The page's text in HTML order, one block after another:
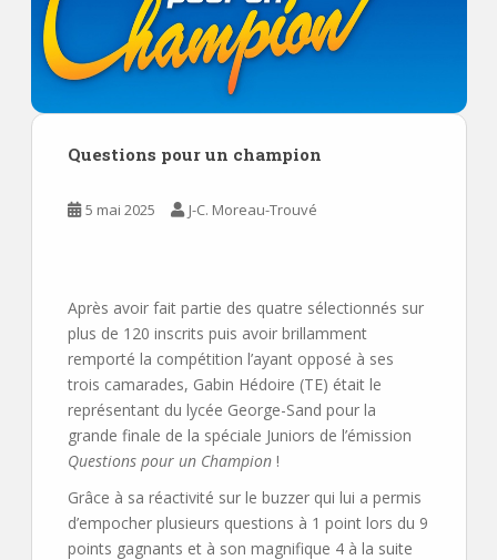
Questions pour un champion
5 mai 2025 J-C. Moreau-Trouvé
Après avoir fait partie des quatre sélectionnés sur
plus de 120 inscrits puis avoir brillamment
remporté la compétition l’ayant opposé à ses
trois camarades, Gabin Hédoire (TE) était le
représentant du lycée George-Sand pour la
grande finale de la spéciale Juniors de l’émission
Questions pour un Champion !
Grâce à sa réactivité sur le buzzer qui lui a permis
d’empocher plusieurs questions à 1 point lors du 9
points gagnants et à son magnifique 4 à la suite